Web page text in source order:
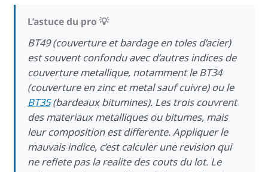
L’astuce du pro 💡
BT49 (couverture et bardage en toles d’acier)
est souvent confondu avec d’autres indices de
couverture metallique, notamment le BT34
(couverture en zinc et metal sauf cuivre) ou le
BT35(bardeaux bitumines). Les trois couvrent
des materiaux metalliques ou bitumes, mais
leur composition est differente. Appliquer le
mauvais indice, c’est calculer une revision qui
ne reflete pas la realite des couts du lot. Le